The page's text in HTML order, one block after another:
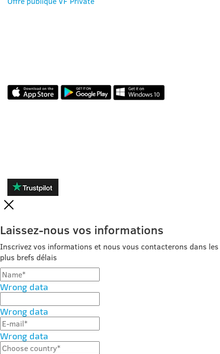
Laissez-nous vos informations
Inscrivez vos informations et nous vous contacterons dans les
plus brefs délais
Wrong data
Wrong data
Wrong data